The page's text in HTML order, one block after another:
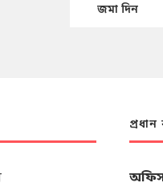
প্রধান